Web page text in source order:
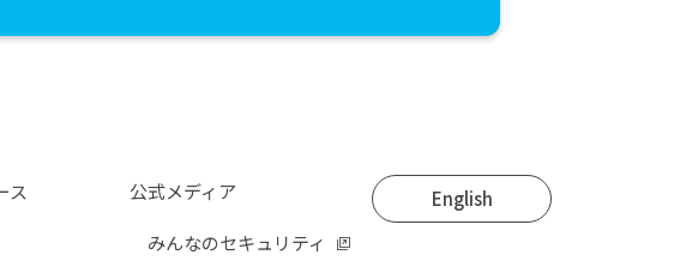
ス 公式メディア
みんなのセキュリティ
English